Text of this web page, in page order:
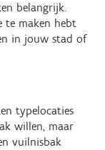
belangrijk.
te maken hebt
in jouw stad of
typelocaties
willen, maar
vuilnisbak